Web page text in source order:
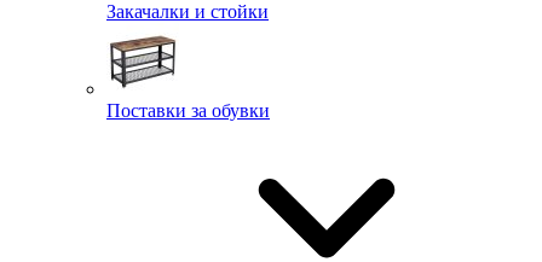
Закачалки и стойки
Поставки за обувки